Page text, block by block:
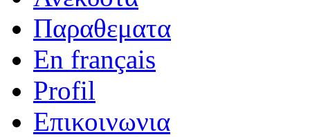
Παραθεματα
En français
Profil
Επικοινωνια